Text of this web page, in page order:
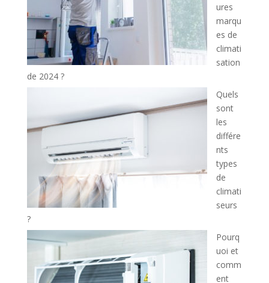
ures
marqu
es de
climati
sation
de 2024 ?
Quels
sont
les
différe
nts
types
de
climati
seurs
?
Pourq
uoi et
comm
ent